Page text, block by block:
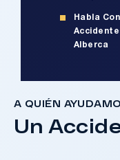
Habla
Alberca
A QUIÉN
Un